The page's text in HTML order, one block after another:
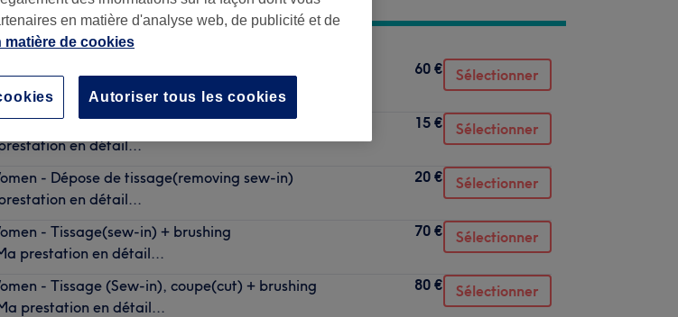
en détail...
60 € Sélectionner
- Ligne de tissage (line of sew-in)
en détail...
15 € Sélectionner
- Dépose de tissage(removing sew-in)
en détail...
20 € Sélectionner
- Tissage(sew-in) + brushing
prestation en détail...
70 € Sélectionner
- Tissage (Sew-in), coupe(cut) + brushing
prestation en détail...
80 € Sélectionner
en matière d'analyse web, de publicité et de
matière de cookies
Autoriser tous les cookies